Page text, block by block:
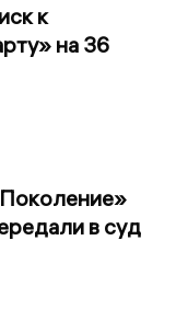
к
на 36
в суд